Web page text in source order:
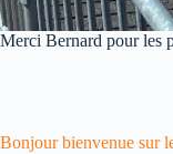
Merci Bernard pour les
Bonjour bienvenue sur